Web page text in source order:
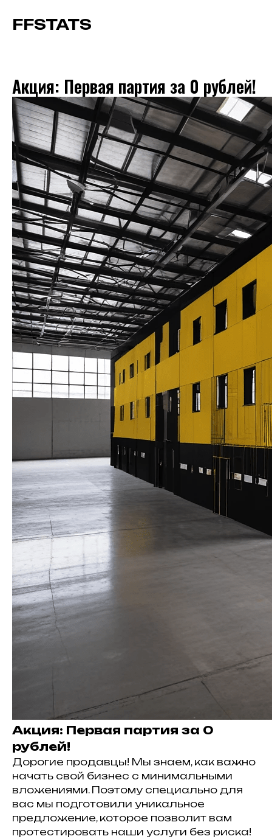
FFSTATS
Акция: Первая партия за 0 рублей!
Акция: Первая партия за 0
рублей!
Дорогие продавцы! Мы знаем, как важно
начать свой бизнес с минимальными
вложениями. Поэтому специально для
вас мы подготовили уникальное
предложение, которое позволит вам
протестировать наши услуги без риска!